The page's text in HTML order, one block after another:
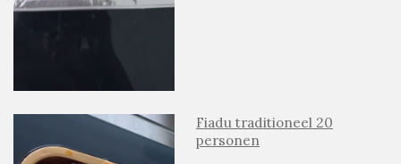
Fiadu traditioneel 20
personen